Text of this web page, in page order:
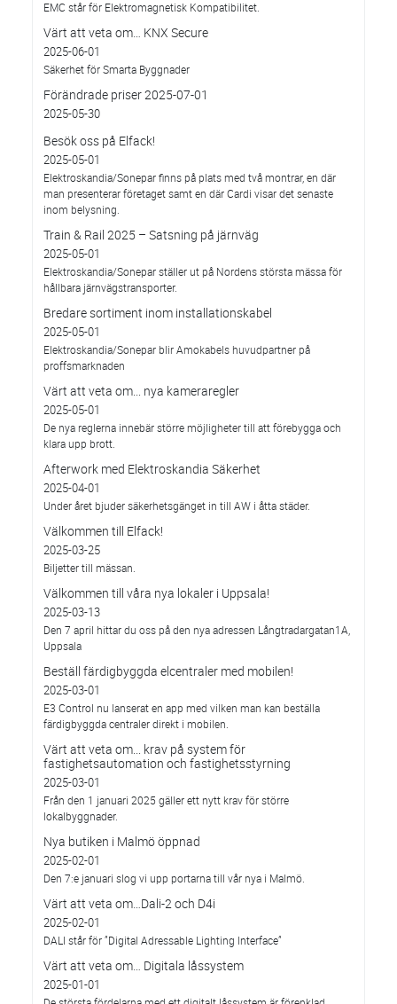
EMC står för Elektromagnetisk Kompatibilitet.
Värt att veta om… KNX Secure
2025-06-01
Säkerhet för Smarta Byggnader
Förändrade priser 2025-07-01
2025-05-30
Besök oss på Elfack!
2025-05-01
Elektroskandia/Sonepar finns på plats med två montrar, en där
man presenterar företaget samt en där Cardi visar det senaste
inom belysning.
Train & Rail 2025 – Satsning på järnväg
2025-05-01
Elektroskandia/Sonepar ställer ut på Nordens största mässa för
hållbara järnvägstransporter.
Bredare sortiment inom installationskabel
2025-05-01
Elektroskandia/Sonepar blir Amokabels huvudpartner på
proffsmarknaden
Värt att veta om... nya kameraregler
2025-05-01
De nya reglerna innebär större möjligheter till att förebygga och
klara upp brott.
Afterwork med Elektroskandia Säkerhet
2025-04-01
Under året bjuder säkerhetsgänget in till AW i åtta städer.
Välkommen till Elfack!
2025-03-25
Biljetter till mässan.
Välkommen till våra nya lokaler i Uppsala!
2025-03-13
Den 7 april hittar du oss på den nya adressen Långtradargatan1A,
Uppsala
Beställ färdigbyggda elcentraler med mobilen!
2025-03-01
E3 Control nu lanserat en app med vilken man kan beställa
färdigbyggda centraler direkt i mobilen.
Värt att veta om... krav på system för
fastighetsautomation och fastighetsstyrning
2025-03-01
Från den 1 januari 2025 gäller ett nytt krav för större
lokalbyggnader.
Nya butiken i Malmö öppnad
2025-02-01
Den 7:e januari slog vi upp portarna till vår nya i Malmö.
Värt att veta om…Dali-2 och D4i
2025-02-01
DALI står för ”Digital Adressable Lighting Interface”
Värt att veta om… Digitala låssystem
2025-01-01